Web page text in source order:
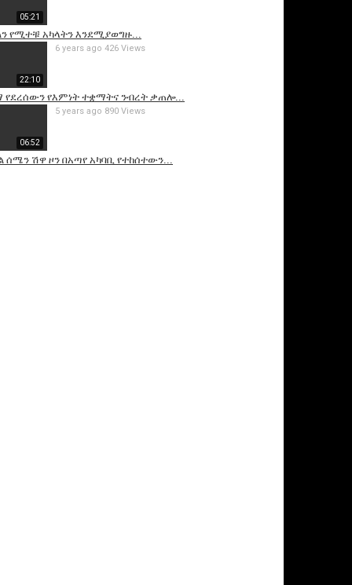
05:21
የሚተቹ አካላትን እንደሚያወግዙ...
22:10
የእምነት ተቋማትና ንብረት ቃጠሎ...
6 years ago 426 Views
06:52
ሰሜን ሽዋ ዞን በአጣየ አካባቢ የተከሰተውን...
5 years ago 890 Views